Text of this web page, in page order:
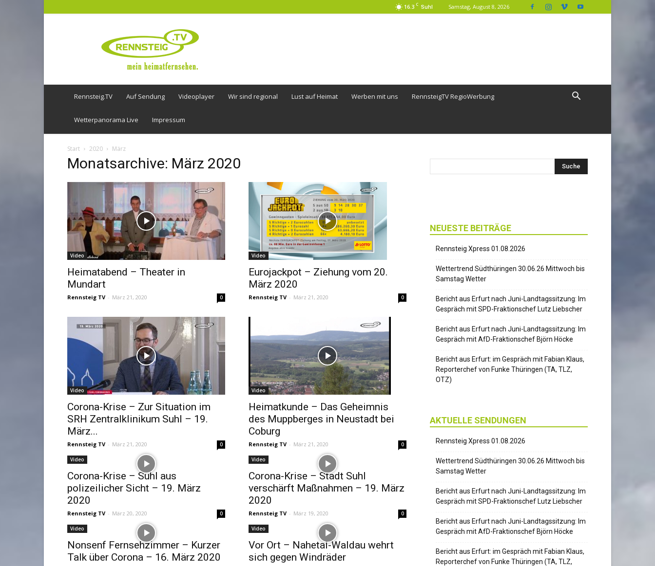
16.3 C Suhl Samstag, August 8, 2026
Rennsteig.TV Auf Sendung Videoplayer Wir sind regional Lust auf Heimat Werben mit uns RennsteigTV RegioWerbung
Wetterpanorama Live Impressum
Start 2020 März
Monatsarchive: März 2020
Video
Heimatabend – Theater in
Mundart
Rennsteig TV - März 21, 2020 0
Video
Eurojackpot – Ziehung vom 20.
März 2020
Rennsteig TV - März 21, 2020 0
Video
Corona-Krise – Zur Situation im
SRH Zentralklinikum Suhl – 19.
März...
Rennsteig TV - März 21, 2020 0
Video
Heimatkunde – Das Geheimnis
des Muppberges in Neustadt bei
Coburg
Rennsteig TV - März 21, 2020 0
Video
Corona-Krise – Suhl aus
polizeilicher Sicht – 19. März
2020
Rennsteig TV - März 20, 2020 0
Video
Corona-Krise – Stadt Suhl
verschärft Maßnahmen – 19. März
2020
Rennsteig TV - März 19, 2020 0
Video
Nonsenf Fernsehzimmer – Kurzer
Talk über Corona – 16. März 2020
Video
Vor Ort – Nahetal-Waldau wehrt
sich gegen Windräder
NEUESTE BEITRÄGE
Rennsteig Xpress 01.08.2026
Wettertrend Südthüringen 30.06.26 Mittwoch bis
Samstag Wetter
Bericht aus Erfurt nach Juni-Landtagssitzung: Im
Gespräch mit SPD-Fraktionschef Lutz Liebscher
Bericht aus Erfurt nach Juni-Landtagssitzung: Im
Gespräch mit AfD-Fraktionschef Björn Höcke
Bericht aus Erfurt: im Gespräch mit Fabian Klaus,
Reporterchef von Funke Thüringen (TA, TLZ,
OTZ)
AKTUELLE SENDUNGEN
Rennsteig Xpress 01.08.2026
Wettertrend Südthüringen 30.06.26 Mittwoch bis
Samstag Wetter
Bericht aus Erfurt nach Juni-Landtagssitzung: Im
Gespräch mit SPD-Fraktionschef Lutz Liebscher
Bericht aus Erfurt nach Juni-Landtagssitzung: Im
Gespräch mit AfD-Fraktionschef Björn Höcke
Bericht aus Erfurt: im Gespräch mit Fabian Klaus,
Reporterchef von Funke Thüringen (TA, TLZ,